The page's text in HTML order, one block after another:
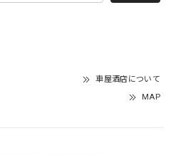
車屋酒店について
MAP